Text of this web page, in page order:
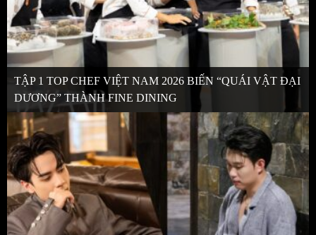
TẬP 1 TOP CHEF VIỆT NAM 2026 BIẾN “QUÁI VẬT ĐẠI
DƯƠNG” THÀNH FINE DINING